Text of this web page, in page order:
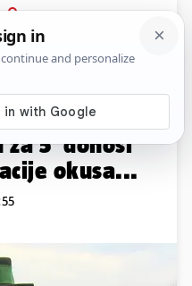
PRIJAVA
Komentari
Nenad
za 5' donosi
okusa...